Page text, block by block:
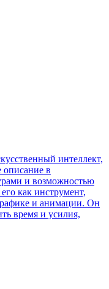
интеллект,
описание в
и возможностью
как инструмент,
и анимации. Он
время и усилия,